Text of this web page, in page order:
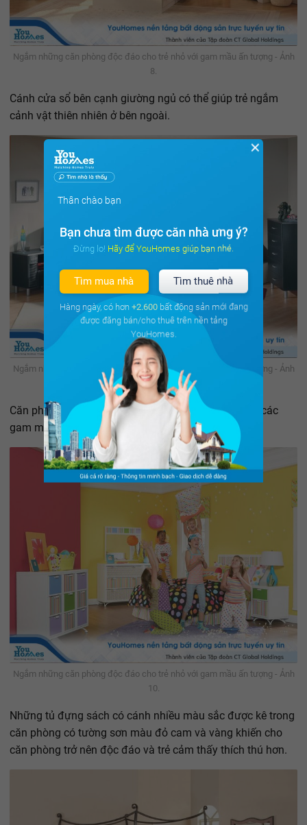
Ngắm những căn phòng độc đáo cho trẻ nhỏ với gam mầu ấn tượng - Ảnh
8.
Cánh cửa sổ bên cạnh giường ngủ có thể giúp trẻ ngắm
cảnh vật thiên nhiên ở bên ngoài.
Ngắm những căn phòng độc đáo cho trẻ nhỏ với gam mầu ấn tượng - Ảnh
9.
Căn phòng được thiết kế khi có sự tương phản giữa các
gam màu đỏ-đen-trắng.
Ngắm những căn phòng độc đáo cho trẻ nhỏ với gam mầu ấn tượng - Ảnh
10.
Những tủ đựng sách có cánh nhiều màu sắc được kê trong
căn phòng có tường sơn màu đỏ cam và vàng khiến cho
căn phòng trở nên độc đáo và trẻ cảm thấy thích thú hơn.
✕
Thân chào bạn
Bạn chưa tìm được căn nhà ưng ý?
Đừng lo! Hãy để YouHomes giúp bạn nhé.
Tìm mua nhà Tìm thuê nhà
Hàng ngày, có hơn +2.600bất động sản mới đang
được đăng bán/cho thuê trên nền tảng
YouHomes.